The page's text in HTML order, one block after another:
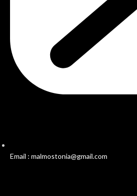
Email : malmostonia@gmail.com